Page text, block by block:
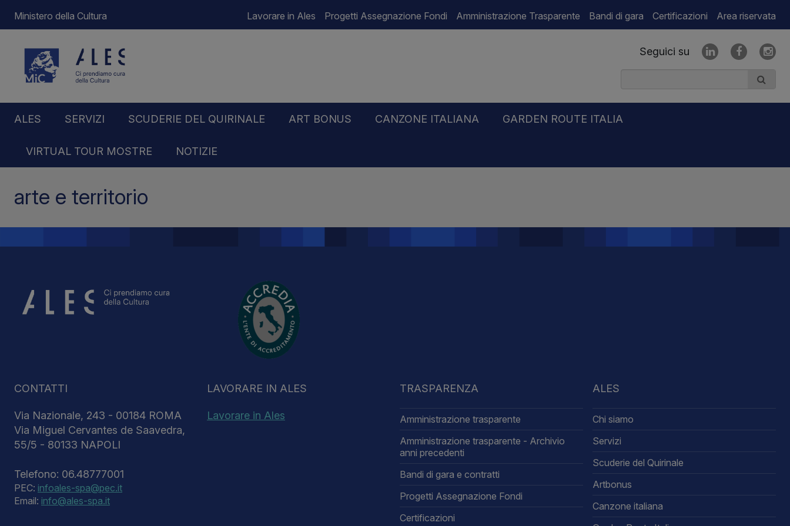
Ministero della Cultura Lavorare in Ales Progetti Assegnazione Fondi Amministrazione Trasparente Bandi di gara Certificazioni Area riservata
Seguici su
ALES SERVIZI SCUDERIE DEL QUIRINALE ART BONUS CANZONE ITALIANA GARDEN ROUTE ITALIA
VIRTUAL TOUR MOSTRE NOTIZIE
Home arte e territorio
arte e territorio
CONTATTI
Via Nazionale, 243 - 00184 ROMA
Via Miguel Cervantes de Saavedra,
55/5 - 80133 NAPOLI
Telefono: 06.48777001
PEC: infoales-spa@pec.it
Email: info@ales-spa.it
LAVORARE IN ALES
Lavorare in Ales
TRASPARENZA
Amministrazione trasparente
Amministrazione trasparente - Archivio
anni precedenti
Bandi di gara e contratti
Progetti Assegnazione Fondi
Certificazioni
ALES
Chi siamo
Servizi
Scuderie del Quirinale
Artbonus
Canzone italiana